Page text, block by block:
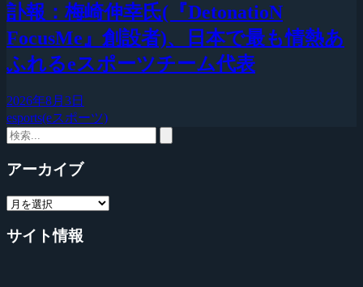
訃報：梅崎伸幸氏(『DetonatioN
FocusMe』創設者)、日本で最も情熱あ
ふれるeスポーツチーム代表
2026年8月3日
esports(eスポーツ)
アーカイブ
サイト情報